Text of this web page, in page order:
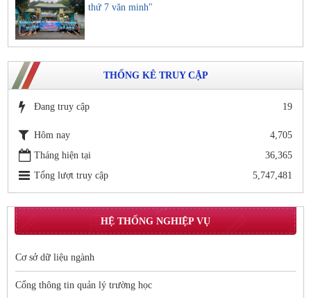
thứ 7 văn minh"
THỐNG KÊ TRUY CẬP
Đang truy cập 19
Hôm nay
4,705
Tháng hiện tại
36,365
Tổng lượt truy cập
5,747,481
HỆ THỐNG NGHIỆP VỤ
Cơ sở dữ liệu ngành
Cổng thông tin quản lý trường học